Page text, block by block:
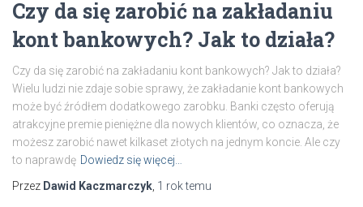
Czy da się zarobić na zakładaniu
kont bankowych? Jak to działa?
Czy da się zarobić na zakładaniu kont bankowych? Jak to działa?
Wielu ludzi nie zdaje sobie sprawy, że zakładanie kont bankowych
może być źródłem dodatkowego zarobku. Banki często oferują
atrakcyjne premie pieniężne dla nowych klientów, co oznacza, że
możesz zarobić nawet kilkaset złotych na jednym koncie. Ale czy
to naprawdę Dowiedz się więcej…
Przez Dawid Kaczmarczyk 1 roktemu